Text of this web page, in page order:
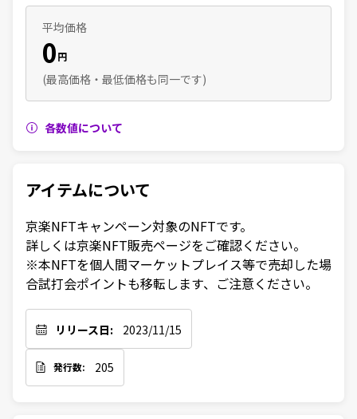
平均価格
0円
(最高価格・最低価格も同一です)
各数値について
アイテムについて
京楽NFTキャンペーン対象のNFTです。
詳しくは京楽NFT販売ページをご確認ください。
※本NFTを個人間マーケットプレイス等で売却した場
合試打会ポイントも移転します、ご注意ください。
リリース日: 2023/11/15
発行数: 205